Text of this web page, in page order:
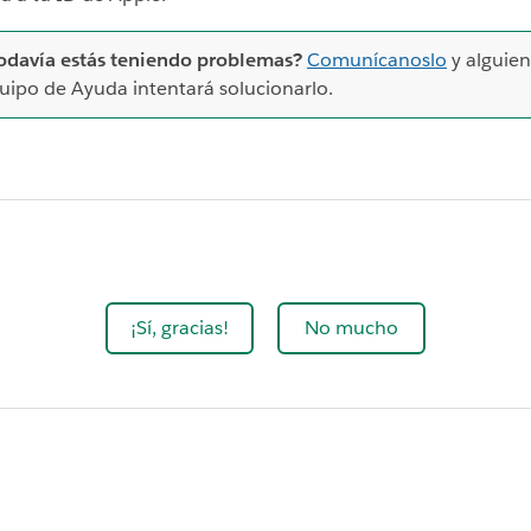
estás teniendo problemas?Comunícanoslo y
de Ayuda intentará solucionarlo.
¡Sí, gracias! No mucho